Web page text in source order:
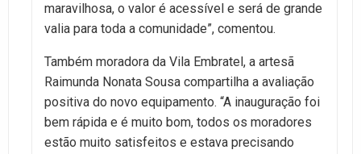
maravilhosa, o valor é acessível e será de grande
valia para toda a comunidade”, comentou.
Também moradora da Vila Embratel, a artesã
Raimunda Nonata Sousa compartilha a avaliação
positiva do novo equipamento. “A inauguração foi
bem rápida e é muito bom, todos os moradores
estão muito satisfeitos e estava precisando